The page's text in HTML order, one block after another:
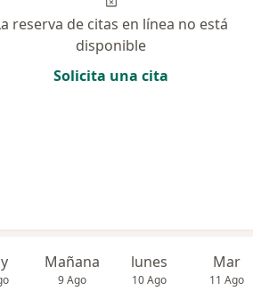
reserva de citas en línea no está
disponible
Solicita una cita
Mañana
9 Ago
lunes
10 Ago
Mar
11 Ago